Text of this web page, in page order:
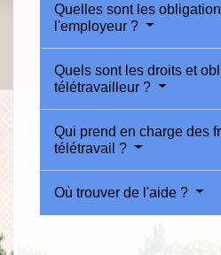
Quelles sont les
l'employeur ?
Quels sont les droits et
télétravailleur ?
Qui prend en charge des
télétravail ?
Où trouver de l'aide ?